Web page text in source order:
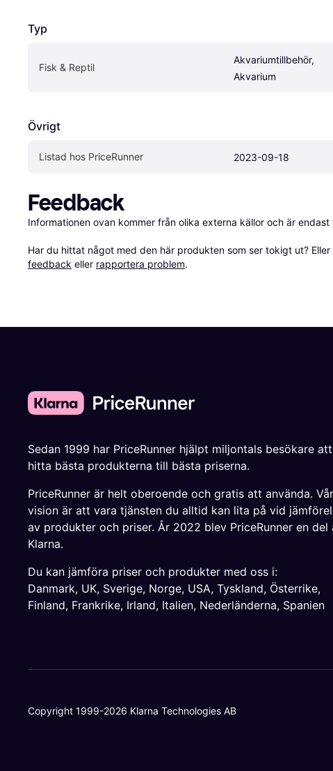
Typ
Fisk & Reptil
Akvariumtillbehör,
Akvarium
Övrigt
Listad hos PriceRunner 2023-09-18
Feedback
Informationen ovan kommer från olika externa källor och är
Har du hittat något med den här produkten som ser tokigt ut?
feedback eller rapportera problem.
Sedan 1999 har PriceRunner hjälpt miljontals besökare att
hitta bästa produkterna till bästa priserna.
PriceRunner är helt oberoende och gratis att använda. Vår
vision är att vara tjänsten du alltid kan lita på vid
av produkter och priser. År 2022 blev PriceRunner en del
Klarna.
Du kan jämföra priser och produkter med oss i:
Danmark, UK, Sverige, Norge, USA, Tyskland, Österrike,
Finland, Frankrike, Irland, Italien, Nederländerna, Spanien
Copyright 1999-2026 Klarna Technologies AB